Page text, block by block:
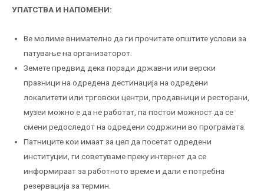
УПАТСТВА И НАПОМЕНИ:
Ве молиме внимателно да ги прочитате општите услови за
патување на организаторот.
Земете предвид дека поради државни или верски
празници на одредена дестинација на одредени
локалитети или трговски центри, продавници и ресторани,
музеи можно е да не работат, па постои можност да се
смени редоследот на одредени содржини во програмата.
Патниците кои имаат за цел да посетат одредени
институции, ги советуваме преку интернет да се
информираат за работното време и дали е потребна
резервација за термин.